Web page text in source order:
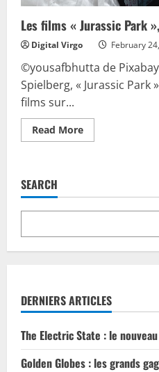
Les films « Jurassic Park
Digital Virgo February
©yousafbhutta de
Spielberg, « Jurassic Park
films sur...
Read MoreRead
more
Park
devenue
SEARCH
DERNIERS ARTICLES
The Electric State : le
Golden Globes : les grands